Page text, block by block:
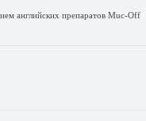
английских препаратов Muc-Off